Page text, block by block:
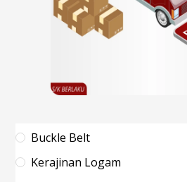
Buckle Belt
Kerajinan Logam